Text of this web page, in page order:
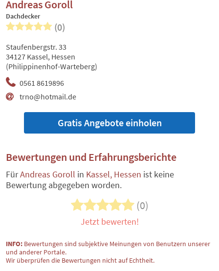
Andreas Goroll
Dachdecker
(0)
0561 8619896
trno@hotmail.de
Staufenbergstr. 33
34127 Kassel, Hessen
(Philippinenhof-Warteberg)
Gratis Angebote einholen
Bewertungen und Erfahrungsberichte
FürAndreas Goroll in Kassel, Hessen ist keine
Bewertung abgegeben worden.
(0)
Jetzt bewerten!
INFO: Bewertungen sind subjektive Meinungen von Benutzern unserer
und anderer Portale.
Wir überprüfen die Bewertungen nicht auf Echtheit.